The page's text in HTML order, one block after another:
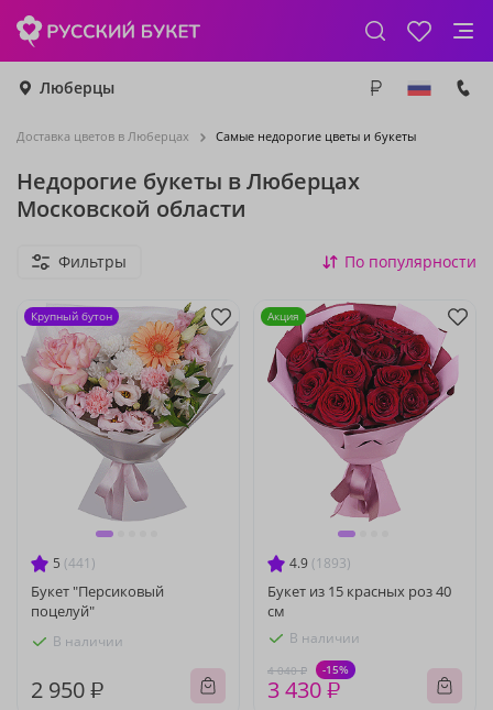
Люберцы
Доставка цветов в Люберцах Самые недорогие цветы и букеты
Недорогие букеты в Люберцах
Московской области
Фильтры По популярности
5 (441)
Букет "Персиковый
поцелуй"
В наличии
2 950 ₽
Крупный бутон
4.9 (1893)
Букет из 15 красных роз 40
см
В наличии
4 040 ₽ -15%
3 430 ₽
Акция